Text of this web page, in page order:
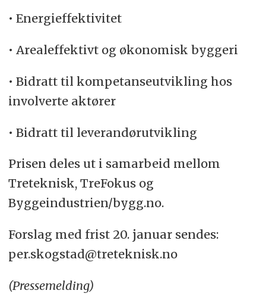
• Energieffektivitet
• Arealeffektivt og økonomisk byggeri
• Bidratt til kompetanseutvikling hos
involverte aktører
• Bidratt til leverandørutvikling
Prisen deles ut i samarbeid mellom
Treteknisk, TreFokus og
Byggeindustrien/bygg.no.
Forslag med frist 20. januar sendes:
per.skogstad@treteknisk.no
(Pressemelding)